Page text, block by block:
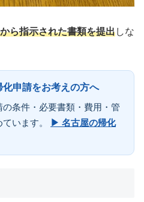
ら指示された書類を提出しな
化申請をお考えの方へ
条件・必要書類・費用・管
います。
▶ 名古屋の帰化